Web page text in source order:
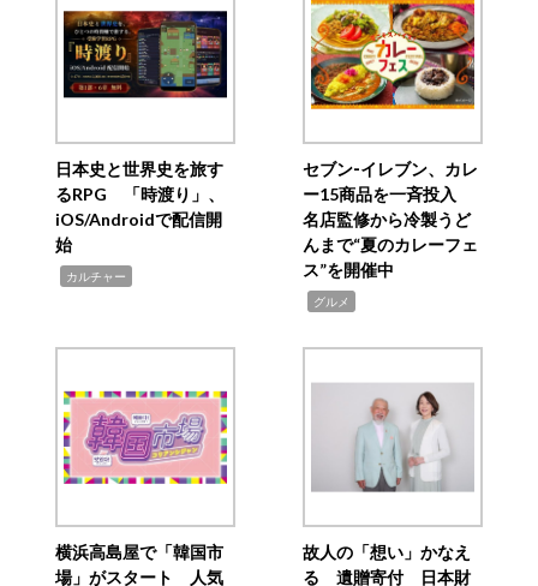
日本史と世界史を旅す
るRPG 「時渡り」、
iOS/Androidで配信開
始
カルチャー
セブン‐イレブン、カレ
ー15商品を一斉投入
名店監修から冷製うど
んまで“夏のカレーフェ
ス”を開催中
グルメ
横浜高島屋で「韓国市
場」がスタート 人気
故人の「想い」かなえ
る 遺贈寄付 日本財